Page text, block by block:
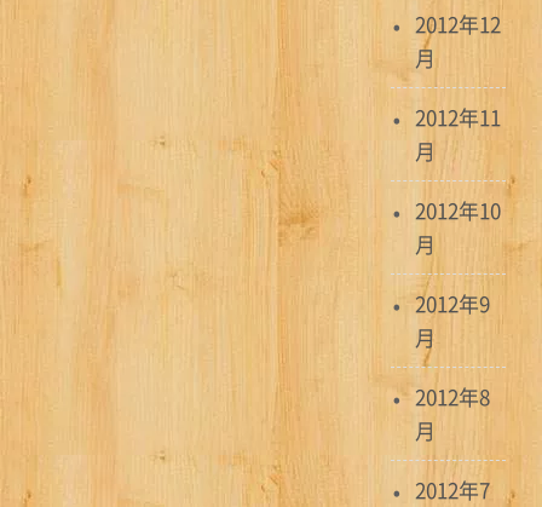
2012年12
月
2012年11
月
2012年10
月
2012年9
月
2012年8
月
2012年7